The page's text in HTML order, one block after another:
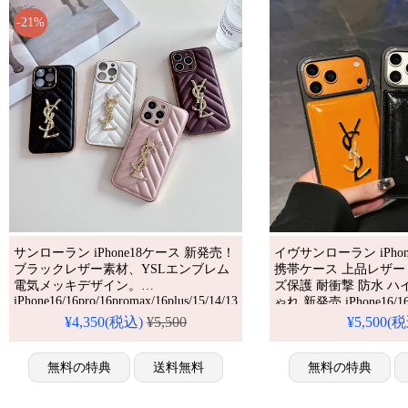
-21%
サンローラン iPhone18ケース 新発売！
ブラックレザー素材、YSLエンブレム
電気メッキデザイン。
iPhone16/16pro/16promax/16plus/15/14/13
全機種対応。芸能人も愛用する人気ブ
ランド風、耐衝撃＆防水の多機能仕
ョンスタイルが流行り、格安で手に入
り、iPhone17pro/16promaxケースとして
¥4,350(税込) ¥5,500
無料の特典 送料無料
イヴサンローラン
携帯ケース 上品レザ
ズ保護 耐衝撃 防水 ハ
ゃれ 新発売 iPhone16/
フォーン15/15プロス
iPhone 17 プロ / プラ
¥5,500(
無料の特典